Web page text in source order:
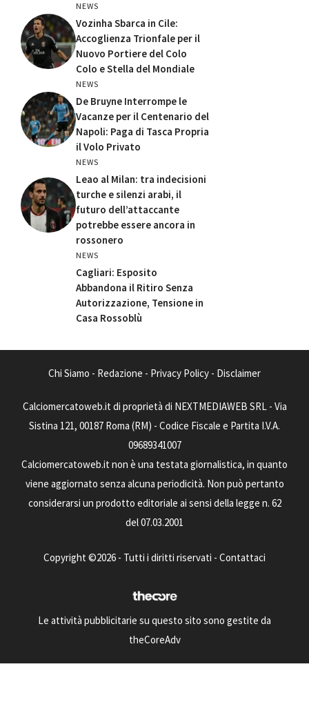
NEWS
Vozinha Sbarca in Cile:
Accoglienza Trionfale per il
Nuovo Portiere del Colo
Colo e Stella del Mondiale
NEWS
De Bruyne Interrompe le
Vacanze per il Centenario del
Napoli: Paga di Tasca Propria
il Volo Privato
NEWS
Leao al Milan: tra indecisioni
turche e silenzi arabi, il
futuro dell’attaccante
potrebbe essere ancora in
rossonero
NEWS
Cagliari: Esposito
Abbandona il Ritiro Senza
Autorizzazione, Tensione in
Casa Rossoblù
Chi Siamo - Redazione - Privacy Policy - Disclaimer
Calciomercatoweb.it di proprietà di NEXTMEDIAWEB SRL - Via
Sistina 121, 00187 Roma (RM) - Codice Fiscale e Partita I.V.A.
09689341007
Calciomercatoweb.it non è una testata giornalistica, in quanto
viene aggiornato senza alcuna periodicità. Non può pertanto
considerarsi un prodotto editoriale ai sensi della legge n. 62
del 07.03.2001
Copyright ©2026 - Tutti i diritti riservati - Contattaci
Le attività pubblicitarie su questo sito sono gestite da
theCoreAdv